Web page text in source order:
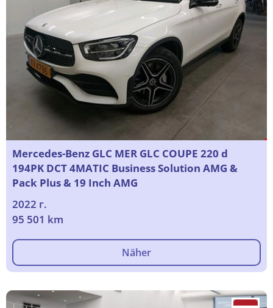
Mercedes-Benz GLC MER GLC COUPE 220 d
194PK DCT 4MATIC Business Solution AMG &
Pack Plus & 19 Inch AMG
2022 г.
95 501 km
Näher